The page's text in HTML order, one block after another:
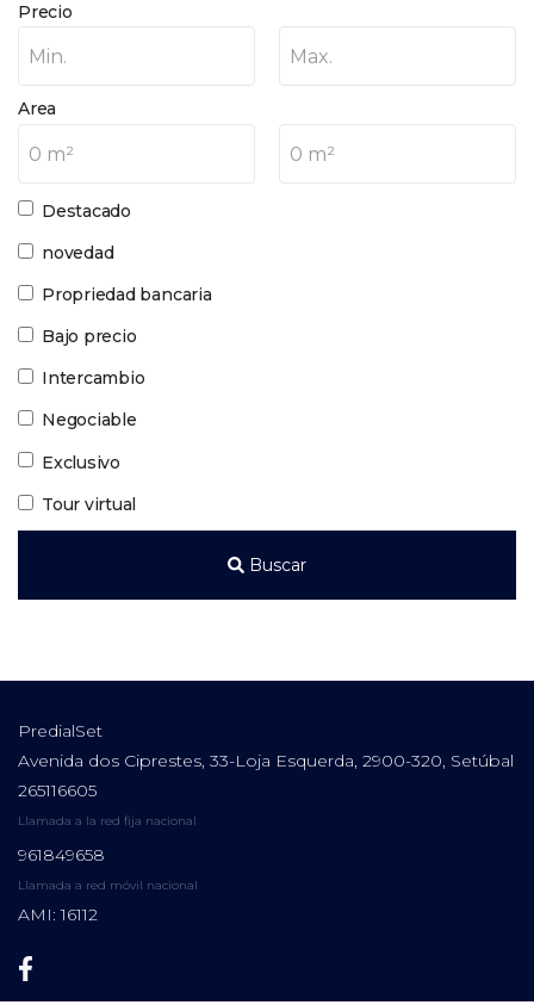
Precio
Min. Max.
Area
0 m² 0 m²
Destacado
novedad
Propriedad bancaria
Bajo precio
Intercambio
Negociable
Exclusivo
Tour virtual
Buscar
PredialSet
Avenida dos Ciprestes, 33-Loja Esquerda, 2900-320, Setúbal
265116605
Llamada a la red fija nacional
961849658
Llamada a red móvil nacional
AMI: 16112